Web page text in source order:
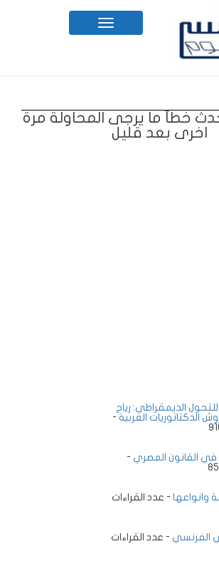
Toggle
navigation
خطآ ما يرجى المحاولة مرة
اخرى بعد قليل
للتحول الديمقراطي: رياح
الدكتاتوريات العربية -
في القانون المصري -
وانواعها - عدد القراءات
الفرنسي - عدد القراءات